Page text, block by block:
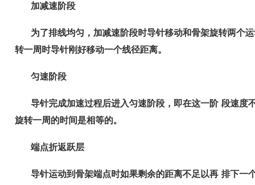
加减速阶段
为了排线均匀，加减速阶段时导针移动和骨架旋转两个
转一周时导针刚好移动一个线径距离。
匀速阶段
导针完成加速过程后进入匀速阶段，即在这一阶 段速
旋转一周的时间是相等的。
端点折返跃层
导针运动到骨架端点时如果剩余的距离不足以再 排下一